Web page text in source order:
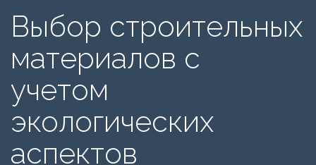
Выбор строительных
материалов с
учетом
экологических
аспектов